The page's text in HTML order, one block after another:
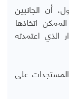
أن الجانبين
اتخاذها
الذي اعتمدته
المستجدات على